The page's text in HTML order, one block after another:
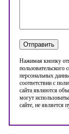
Нажимая кнопку
пользовательского
персональных
соответствии с
сайта являются
могут
сайте, не является